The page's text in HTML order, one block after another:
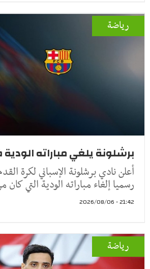
رياضة
برشلونة يلغي مباراته
أعلن نادي برشلونة الإسباني لكرة
رسميا إلغاء مباراته الودية التي كان
21:42 - 2026/08/06
رياضة